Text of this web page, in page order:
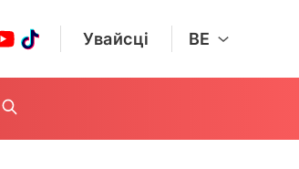
Увайсці BE